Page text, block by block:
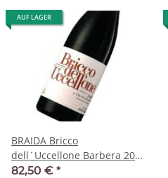
AUF LAGER
BRAIDA Bricco
dell`Uccellone Barbera 2020
DOC
82,50 € *